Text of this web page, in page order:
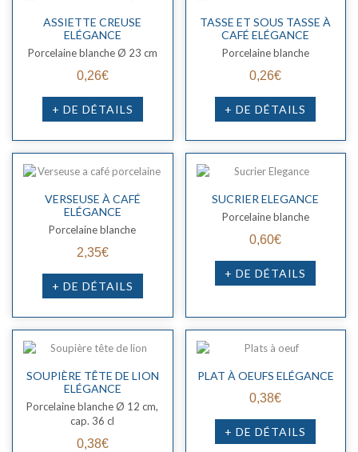
ASSIETTE CREUSE
ELÉGANCE
Porcelaine blanche Ø 23 cm
0,26€
+ DE DÉTAILS
TASSE ET SOUS TASSE À
CAFÉ ELÉGANCE
Porcelaine blanche
0,26€
+ DE DÉTAILS
VERSEUSE À CAFÉ
ELÉGANCE
Porcelaine blanche
2,35€
+ DE DÉTAILS
SUCRIER ELEGANCE
Porcelaine blanche
0,60€
+ DE DÉTAILS
SOUPIÈRE TÊTE DE LION
ELÉGANCE
Porcelaine blanche Ø 12 cm,
cap. 36 cl
0,38€
PLAT À OEUFS ELÉGANCE
0,38€
+ DE DÉTAILS